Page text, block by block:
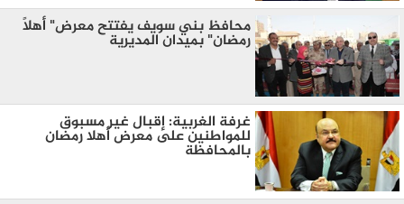
محافظ بني سويف يفتتح معرض" أهلاً
رمضان" بميدان المديرية
غرفة الغربية: إقبال غير مسبوق
للمواطنين على معرض أهلا رمضان
بالمحافظة